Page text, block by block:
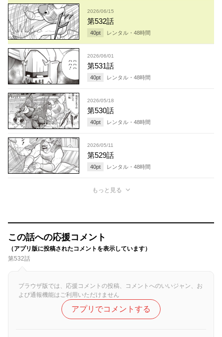
2026/06/15
第532話
40pt レンタル・ 48時間
2026/06/01
第531話
40pt レンタル・ 48時間
2026/05/18
第530話
40pt レンタル・ 48時間
2026/05/11
第529話
40pt レンタル・ 48時間
もっと見る
この話への応援コメント
（アプリ版に投稿されたコメントを表示しています）
第532話
ブラウザ版では、応援コメントの投稿、コメントへのいいジャン、お
よび通報機能はご利用いただけません
アプリでコメントする